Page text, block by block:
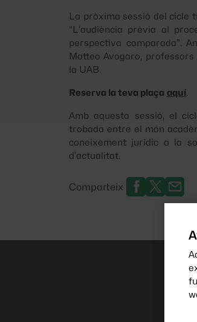
La pròxima sessió del cicle
“L’audiència prèvia al
perspectiva comparada”.
Matteo Avogaro,
la UAB.
Reserva la teva plaça aquí.
Amb aquesta sessió, el
trobada entre el món
coneixement jurídic a la
d’actualitat.
Comparteix